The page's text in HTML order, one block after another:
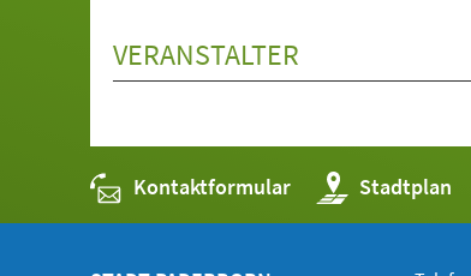
VERANSTALTER
Kontaktformular Stadtplan
(Öffnet
in
einem